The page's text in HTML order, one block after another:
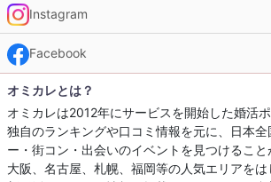
Instagram
Facebook
オミカレとは？
オミカレは2012年にサービスを開始した婚活ポ
独自のランキングや口コミ情報を元に、日本全
ー・街コン・出会いのイベントを見つけること
大阪、名古屋、札幌、福岡等の人気エリアを